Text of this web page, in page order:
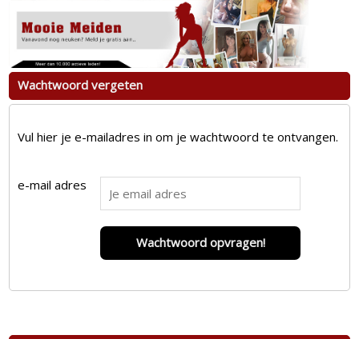
Wachtwoord vergeten
Vul hier je e-mailadres in om je wachtwoord te ontvangen.
e-mail adres
Wachtwoord opvragen!